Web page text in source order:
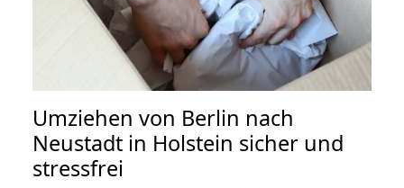
Umziehen von Berlin nach
Neustadt in Holstein sicher und
stressfrei